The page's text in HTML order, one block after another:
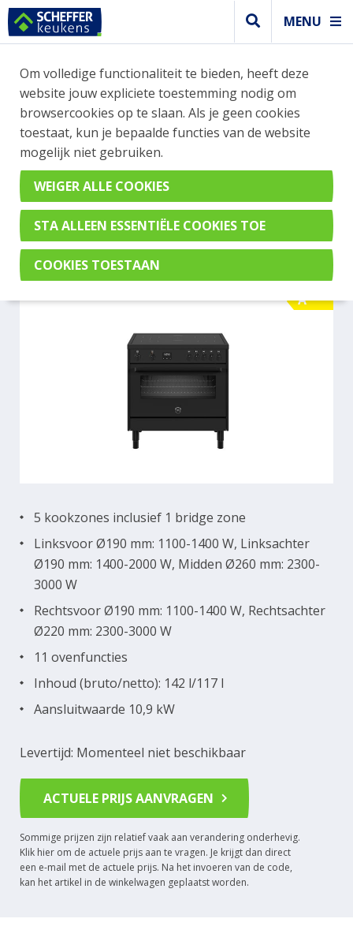
MENU
WEBSHOP BESTELLINGEN
Je kan tijdelijk geen bestelling plaatsen. Wil je je
vast oriënteren? Vergelijk eenvoudig apparaten
en merken met elkaar. Klik hier voor meer
informatie.
Fornuis
BERTAZZONI MPL95I1ETNT
A
Levertijd: Momenteel niet beschikbaar
5 kookzones inclusief 1 bridge zone
Linksvoor Ø190 mm: 1100-1400 W, Linksachter
Ø190 mm: 1400-2000 W, Midden Ø260 mm: 2300-
3000 W
Rechtsvoor Ø190 mm: 1100-1400 W, Rechtsachter
Ø220 mm: 2300-3000 W
11 ovenfuncties
Inhoud (bruto/netto): 142 l/117 l
Aansluitwaarde 10,9 kW
ACTUELE PRIJS AANVRAGEN
Sommige prijzen zijn relatief vaak aan verandering onderhevig.
Klik hier om de actuele prijs aan te vragen. Je krijgt dan direct
een e-mail met de actuele prijs. Na het invoeren van de code,
kan het artikel in de winkelwagen geplaatst worden.
Om volledige functionaliteit te bieden, heeft deze
website jouw expliciete toestemming nodig om
browsercookies op te slaan. Als je geen cookies
toestaat, kun je bepaalde functies van de website
mogelijk niet gebruiken.